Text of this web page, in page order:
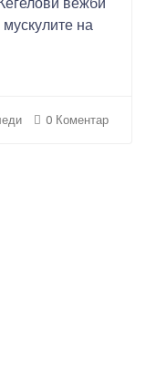
на
0 Коментар